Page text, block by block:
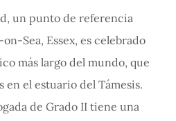
un punto de referencia
Sea, Essex, es celebrado
más largo del mundo, que
en el estuario del Támesis.
de Grado II tiene una